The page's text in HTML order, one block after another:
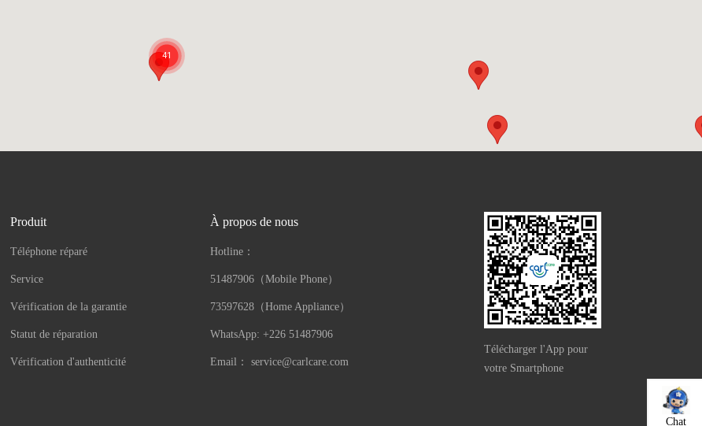
Chat
Produit
Téléphone réparé
Service
Vérification de la garantie
Statut de réparation
Vérification d'authenticité
À propos de nous
Hotline：
51487906（Mobile Phone）
73597628（Home Appliance）
WhatsApp: +226 51487906
Email： service@carlcare.com
Télécharger l'App pour
votre Smartphone